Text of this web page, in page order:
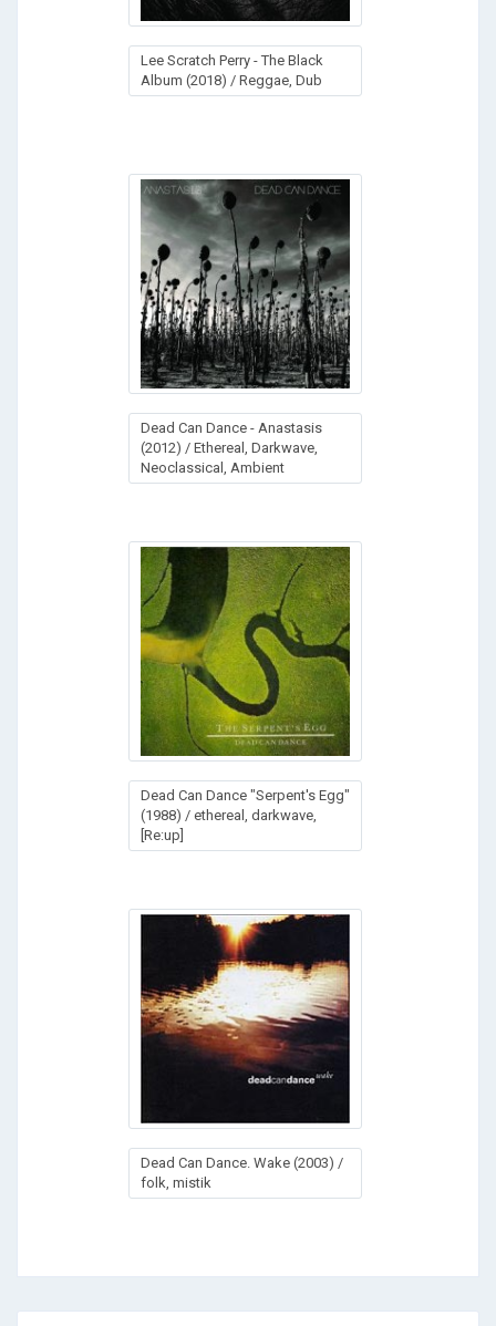
Lee Scratch Perry - The Black
Album (2018) / Reggae, Dub
Dead Can Dance - Anastasis
(2012) / Ethereal, Darkwave,
Neoclassical, Ambient
Dead Can Dance "Serpent's Egg"
(1988) / ethereal, darkwave,
[Re:up]
Dead Can Dance. Wake (2003) /
folk, mistik